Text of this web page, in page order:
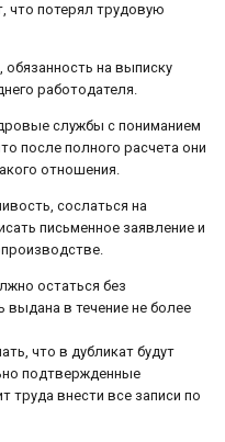
что потерял трудовую
на выписку
работодателя.
службы с пониманием
после полного расчета они
отношения.
сослаться на
письменное заявление и
остаться без
в течение не более
что в дубликат будут
подтвержденные
труда внести все записи по